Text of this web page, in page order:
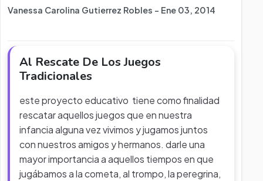
Vanessa Carolina Gutierrez Robles - Ene 03, 2014
Al Rescate De Los Juegos
Tradicionales
este proyecto educativo tiene como finalidad
rescatar aquellos juegos que en nuestra
infancia alguna vez vivimos y jugamos juntos
con nuestros amigos y hermanos. darle una
mayor importancia a aquellos tiempos en que
jugábamos a la cometa, al trompo, la peregrina,